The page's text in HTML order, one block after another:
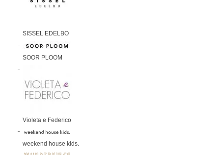
SISSEL EDELBO
SOOR PLOOM
Violeta e Federico
weekend house kids.